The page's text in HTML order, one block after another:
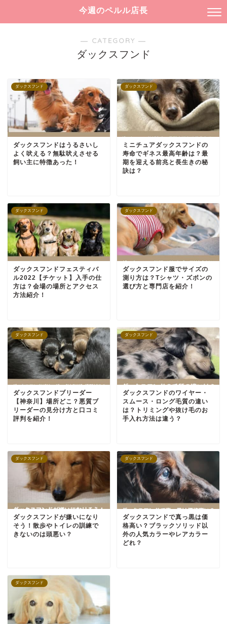
今週のペルル店長
― CATEGORY ―
ダックスフンド
ダックスフンド
ダックスフンドはうるさいし
よく吠える？無駄吠えさせる
飼い主に特徴あった！
ダックスフンド
ミニチュアダックスフンドの
寿命でギネス最高年齢は？最
期を迎える前兆と長生きの秘
訣は？
ダックスフンド
ダックスフンドフェスティバ
ル2022【チケット】入手の仕
方は？会場の場所とアクセス
方法紹介！
ダックスフンド
ダックスフンド服でサイズの
測り方は？Tシャツ・ズボンの
選び方と専門店を紹介！
ダックスフンド
ダックスフンドブリーダー
【神奈川】場所どこ？悪質ブ
リーダーの見分け方と口コミ
評判を紹介！
ダックスフンド
ダックスフンドのワイヤー・
スムース・ロング毛質の違い
は？トリミングや抜け毛のお
手入れ方法は違う？
ダックスフンド
ダックスフンドが嫌いになり
そう！散歩やトイレの訓練で
きないのは頭悪い？
ダックスフンド
ダックスフンドで真っ黒は価
格高い？ブラックソリッド以
外の人気カラーやレアカラー
どれ？
ダックスフンド